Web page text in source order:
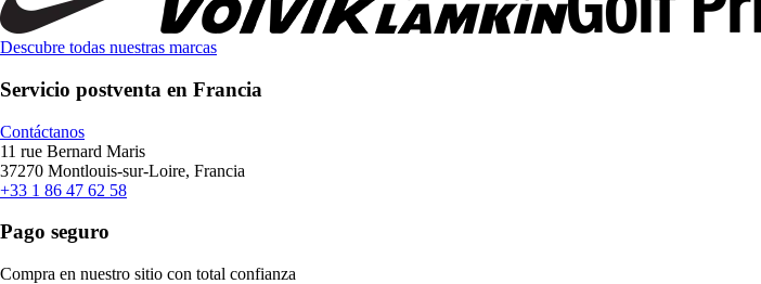
Descubre todas nuestras marcas
Servicio postventa en Francia
Contáctanos
11 rue Bernard Maris
37270 Montlouis-sur-Loire, Francia
+33 1 86 47 62 58
Pago seguro
Compra en nuestro sitio con total confianza